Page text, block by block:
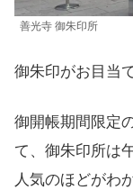
善光寺 御朱印所
御朱印がお目当
御開帳期間限定
て、御朱印所は
人気のほどがわ